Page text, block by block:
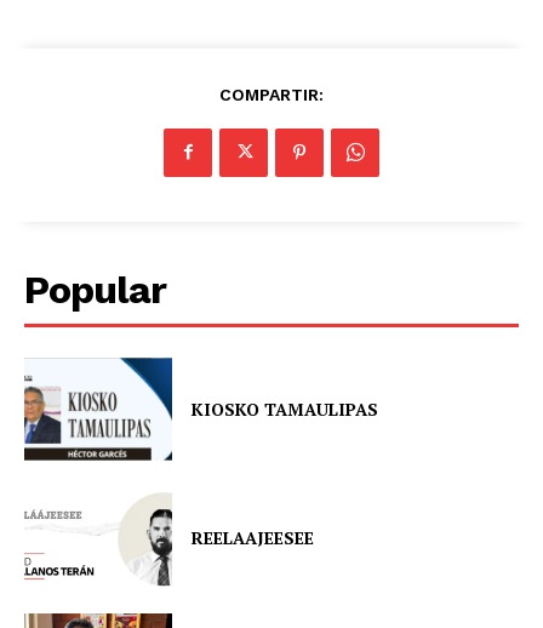
COMPARTIR:
Popular
KIOSKO TAMAULIPAS
REELAAJEESEE